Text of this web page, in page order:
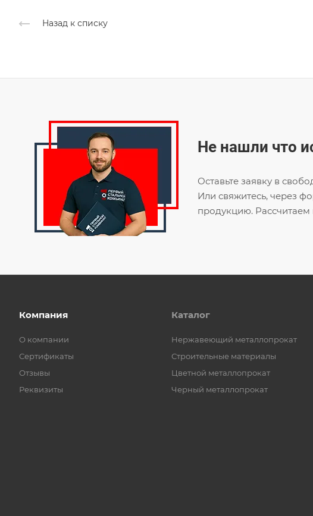
Назад к списку
Не нашли что
Оставьте заявку в
Или свяжитесь, через
продукцию. Рассчитаем
Компания
О компании
Сертификаты
Отзывы
Реквизиты
Каталог
Нержавеющий металлопрокат
Строительные материалы
Цветной металлопрокат
Черный металлопрокат